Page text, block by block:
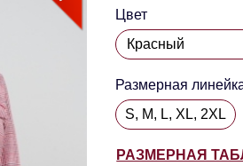
Цвет
Размерная
S, M, L, XL, 2XL
РАЗМЕРНАЯ